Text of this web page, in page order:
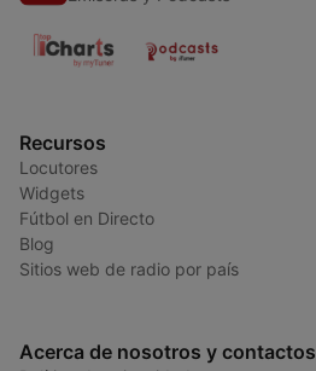
Recursos
Locutores
Widgets
Fútbol en Directo
Blog
Sitios web de radio por país
Acerca de nosotros y contactos